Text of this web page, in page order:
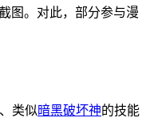
图。对此，部分参与漫
类似暗黑破坏神的技能